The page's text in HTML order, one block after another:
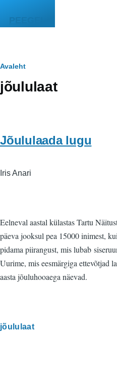
PEEGEL
Leivapuru
Avaleht
jõululaat
Jõululaada lugu
Iris Anari
Eelneval aastal külastas Tartu
päeva jooksul pea 15000 inimest,
pidama piirangust, mis lubab
Uurime, mis eesmärgiga ettevõtjad
aasta jõuluhooaega näevad.
jõululaat